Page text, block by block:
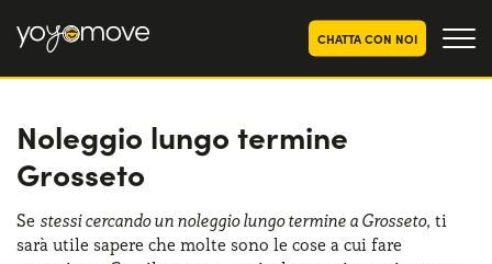
CHATTA CON NOI
OFFERTE NOLEGGIO
LUNGO TERMINE
Privati
Aziende e P.IVA
OFFERTE NOLEGGIO
CHI SIAMO
Noleggio lungo termine
Grosseto
Se stessi cercando un noleggio lungo termine a Grosseto, ti
sarà utile sapere che molte sono le cose a cui fare